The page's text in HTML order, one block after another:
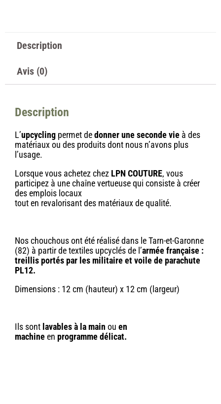
Description
Avis (0)
Description
L’upcycling permet dedonner une seconde vie à des
matériaux ou des produits dont nous n’avons plus
l’usage.
Lorsque vous achetez chez LPN COUTURE, vous
participez à une chaîne vertueuse qui consiste à créer
des emplois locaux
tout en revalorisant des matériaux de qualité.
Nos chouchous ont été réalisé dans le Tarn-et-Garonne
(82) à partir de textiles upcyclés de l’armée française :
treillis portés par les militaire et voile de parachute
PL12.
Dimensions : 12 cm (hauteur) x 12 cm (largeur)
Ils sont lavables à la main ou en
machineen programme délicat.